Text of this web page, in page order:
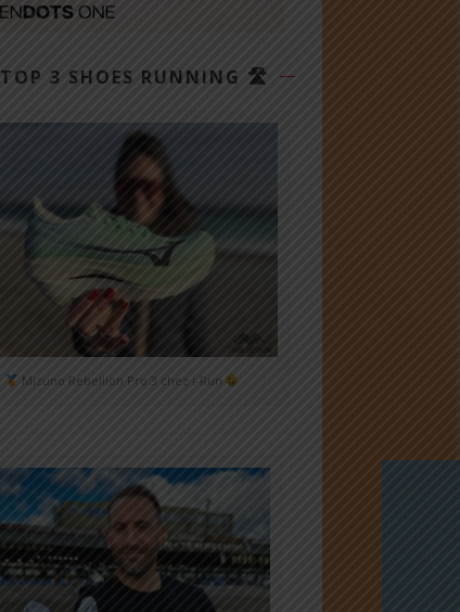
TOP 3 SHOES RUNNING 🛣
Mizuno Rebellion Pro 3 chez i-Run